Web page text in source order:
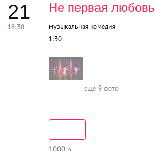
21
18:30
Не первая любовь
музыкальная комедия
1:30
еще 9 фото
1000 р.